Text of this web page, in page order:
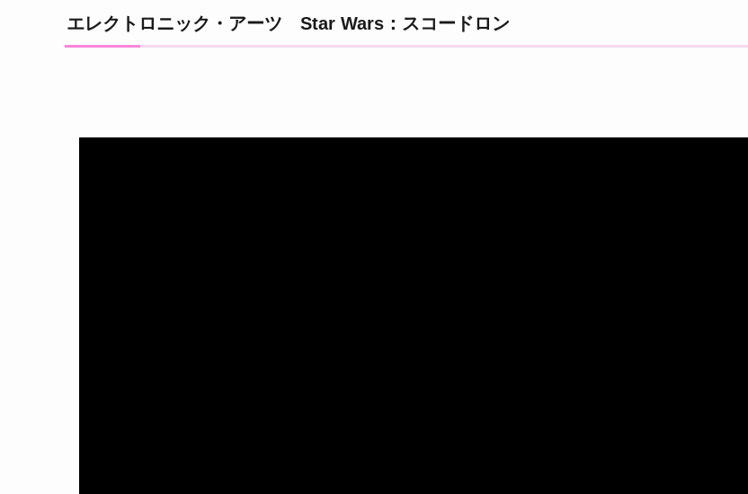
エレクトロニック・アーツ Star Wars：スコードロン